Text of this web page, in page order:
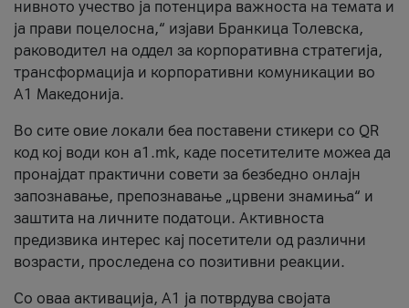
нивното учество ја потенцира важноста на темата и
ја прави поцелосна,“ изјави Бранкица Толевска,
раководител на оддел за корпоративна стратегија,
трансформација и корпоративни комуникации во
А1 Македонија.
Во сите овие локали беа поставени стикери со QR
код кој води кон a1.mk, каде посетителите можеа да
пронајдат практични совети за безбедно онлајн
запознавање, препознавање „црвени знамиња“ и
заштита на личните податоци. Активноста
предизвика интерес кај посетители од различни
возрасти, проследена со позитивни реакции.
Со оваа активација, А1 ја потврдува својата